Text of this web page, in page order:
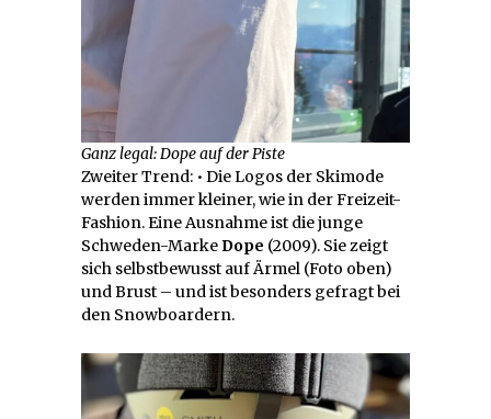
Ganz legal: Dope auf der Piste
Zweiter Trend: • Die Logos der Skimode
werden immer kleiner, wie in der Freizeit-
Fashion. Eine Ausnahme ist die junge
Schweden-MarkeDope (2009). Sie zeigt
sich selbstbewusst auf Ärmel (Foto oben)
und Brust – und ist besonders gefragt bei
den Snowboardern.